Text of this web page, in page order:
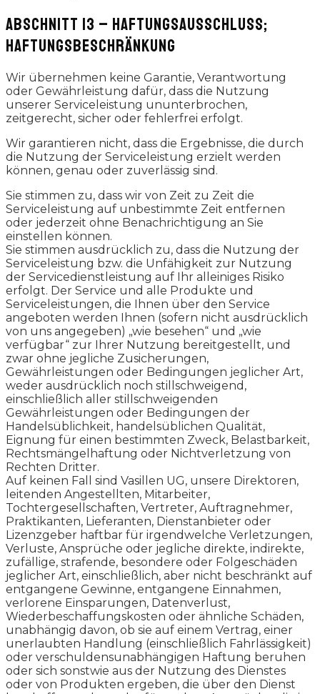
ABSCHNITT 13 – HAFTUNGSAUSSCHLUSS;
HAFTUNGSBESCHRÄNKUNG
Wir übernehmen keine Garantie, Verantwortung
oder Gewährleistung dafür, dass die Nutzung
unserer Serviceleistung ununterbrochen,
zeitgerecht, sicher oder fehlerfrei erfolgt.
Wir garantieren nicht, dass die Ergebnisse, die durch
die Nutzung der Serviceleistung erzielt werden
können, genau oder zuverlässig sind.
Sie stimmen zu, dass wir von Zeit zu Zeit die
Serviceleistung auf unbestimmte Zeit entfernen
oder jederzeit ohne Benachrichtigung an Sie
einstellen können.
Sie stimmen ausdrücklich zu, dass die Nutzung der
Serviceleistung bzw. die Unfähigkeit zur Nutzung
der Servicedienstleistung auf Ihr alleiniges Risiko
erfolgt. Der Service und alle Produkte und
Serviceleistungen, die Ihnen über den Service
angeboten werden Ihnen (sofern nicht ausdrücklich
von uns angegeben) „wie besehen“ und „wie
verfügbar“ zur Ihrer Nutzung bereitgestellt, und
zwar ohne jegliche Zusicherungen,
Gewährleistungen oder Bedingungen jeglicher Art,
weder ausdrücklich noch stillschweigend,
einschließlich aller stillschweigenden
Gewährleistungen oder Bedingungen der
Handelsüblichkeit, handelsüblichen Qualität,
Eignung für einen bestimmten Zweck, Belastbarkeit,
Rechtsmängelhaftung oder Nichtverletzung von
Rechten Dritter.
Auf keinen Fall sind Vasillen UG, unsere Direktoren,
leitenden Angestellten, Mitarbeiter,
Tochtergesellschaften, Vertreter, Auftragnehmer,
Praktikanten, Lieferanten, Dienstanbieter oder
Lizenzgeber haftbar für irgendwelche Verletzungen,
Verluste, Ansprüche oder jegliche direkte, indirekte,
zufällige, strafende, besondere oder Folgeschäden
jeglicher Art, einschließlich, aber nicht beschränkt auf
entgangene Gewinne, entgangene Einnahmen,
verlorene Einsparungen, Datenverlust,
Wiederbeschaffungskosten oder ähnliche Schäden,
unabhängig davon, ob sie auf einem Vertrag, einer
unerlaubten Handlung (einschließlich Fahrlässigkeit)
oder verschuldensunabhängigen Haftung beruhen
oder sich sonstwie aus der Nutzung des Dienstes
oder von Produkten ergeben, die über den Dienst